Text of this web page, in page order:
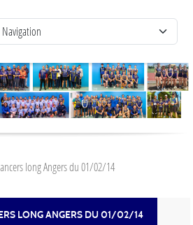
long Angers du 01/02/14
LONG ANGERS DU 01/02/14